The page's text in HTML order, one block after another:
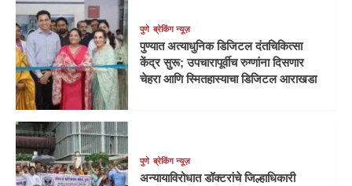
पुणे ब्रेकिंग न्यूज़
पुण्यात अत्याधुनिक डिजिटल दंतचिकित्सा
केंद्र सुरू; उपचारापूर्वीच रुग्णांना दिसणार
चेहरा आणि स्मितहास्याचा डिजिटल आराखडा
पुणे ब्रेकिंग न्यूज़
अन्यायाविरोधात डॉक्टरांचे जिल्हाधिकारी